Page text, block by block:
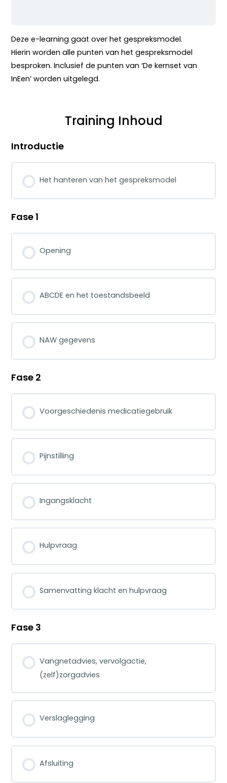
Deze e-learning gaat over het gespreksmodel.
Hierin worden alle punten van het gespreksmodel
besproken. Inclusief de punten van ‘De kernset van
InEen’ worden uitgelegd.
Training Inhoud
Introductie
Het hanteren van het gespreksmodel
Fase 1
Opening
ABCDE en het toestandsbeeld
NAW gegevens
Fase 2
Voorgeschiedenis medicatiegebruik
Pijnstilling
Ingangsklacht
Hulpvraag
Samenvatting klacht en hulpvraag
Fase 3
Vangnetadvies, vervolgactie,
(zelf)zorgadvies
Verslaglegging
Afsluiting